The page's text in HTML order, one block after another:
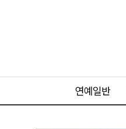
연예일반